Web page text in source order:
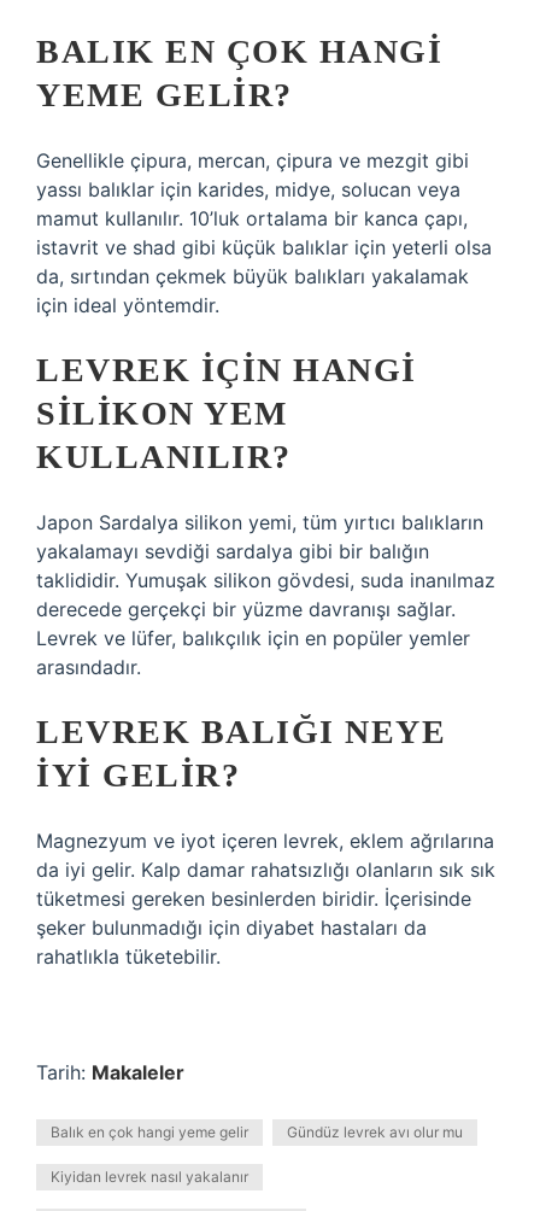
BALIK EN ÇOK HANGI
YEME GELIR?
Genellikle çipura, mercan, çipura ve mezgit gibi
yassı balıklar için karides, midye, solucan veya
mamut kullanılır. 10’luk ortalama bir kanca çapı,
istavrit ve shad gibi küçük balıklar için yeterli olsa
da, sırtından çekmek büyük balıkları yakalamak
için ideal yöntemdir.
LEVREK IÇIN HANGI
SILIKON YEM
KULLANILIR?
Japon Sardalya silikon yemi, tüm yırtıcı balıkların
yakalamayı sevdiği sardalya gibi bir balığın
taklididir. Yumuşak silikon gövdesi, suda inanılmaz
derecede gerçekçi bir yüzme davranışı sağlar.
Levrek ve lüfer, balıkçılık için en popüler yemler
arasındadır.
LEVREK BALIĞI NEYE
IYI GELIR?
Magnezyum ve iyot içeren levrek, eklem ağrılarına
da iyi gelir. Kalp damar rahatsızlığı olanların sık sık
tüketmesi gereken besinlerden biridir. İçerisinde
şeker bulunmadığı için diyabet hastaları da
rahatlıkla tüketebilir.
Tarih: Makaleler
Balık en çok hangi yeme gelir Gündüz levrek avı olur mu
Kiyidan levrek nasıl yakalanır